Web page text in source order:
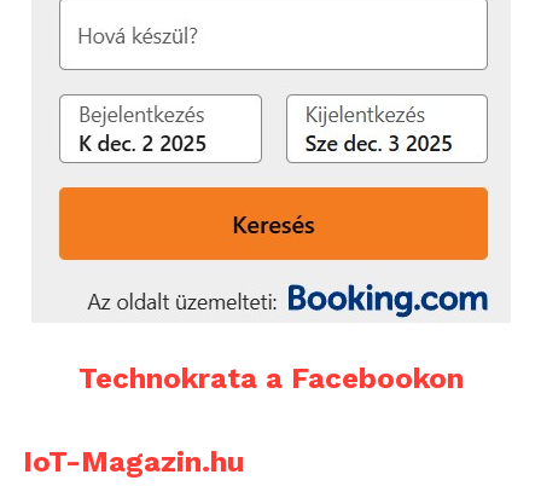
Technokrata a Facebookon
IoT-Magazin.hu